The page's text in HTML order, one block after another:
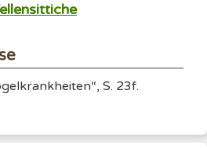
S. 23f.